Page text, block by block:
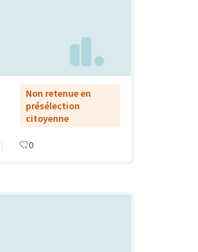
Non retenue en
présélection
citoyenne
0